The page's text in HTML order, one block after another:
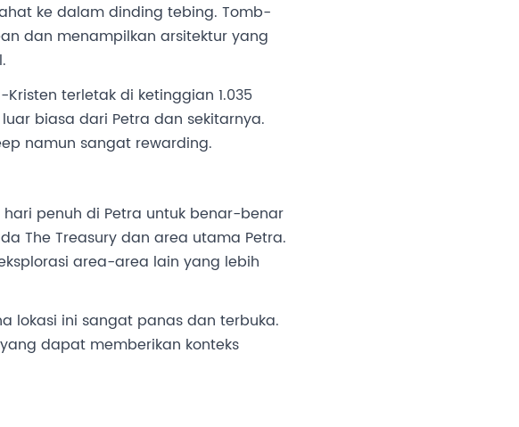
ke dalam dinding tebing. Tomb-
dan menampilkan arsitektur yang
terletak di ketinggian 1.035
biasa dari Petra dan sekitarnya.
namun sangat rewarding.
penuh di Petra untuk benar-benar
The Treasury dan area utama Petra.
area-area lain yang lebih
lokasi ini sangat panas dan terbuka.
dapat memberikan konteks